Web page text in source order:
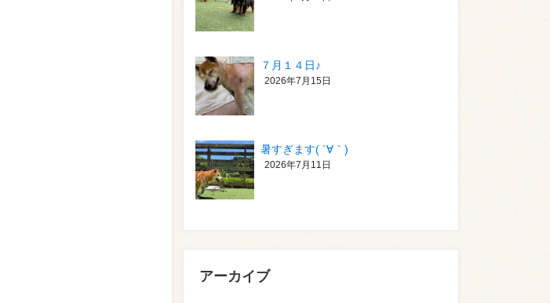
７月１４日♪
2026年7月15日
暑すぎます( ´∀｀)
2026年7月11日
アーカイブ